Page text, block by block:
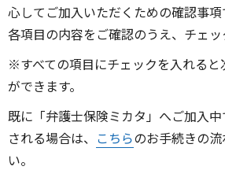
心してご加入いただくための確認事項
各項目の内容をご確認のうえ、チェッ
※すべての項目にチェックを入れると
ができます。
既に「弁護士保険ミカタ」へご加入
される場合は、 こちらのお手続きの
い。